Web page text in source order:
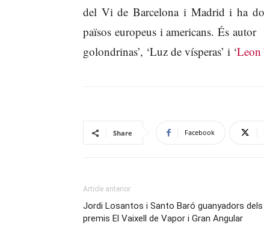
del Vi de Barcelona i Madrid i ha
països europeus i americans. És
golondrinas’, ‘Luz de vísperas’ i ‘Leon
Share Facebook
Article anterior
Jordi Losantos i Santo Baró guanyadors dels
premis El Vaixell de Vapor i Gran Angular